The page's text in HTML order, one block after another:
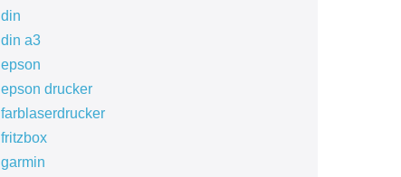
din
din a3
epson
epson drucker
farblaserdrucker
fritzbox
garmin